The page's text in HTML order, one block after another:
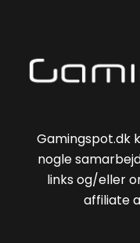
Gamingspot.dk
nogle
links og/eller
affiliate